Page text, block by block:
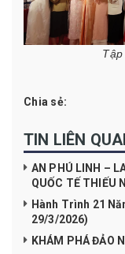
Tập
Chia sẻ:
TIN LIÊN
AN PHÚ LINH –
QUỐC TẾ THIẾU
Hành Trình 21
29/3/2026)
KHÁM PHÁ ĐẢO